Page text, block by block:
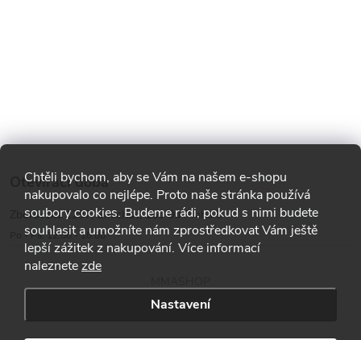
Chtěli bychom, aby se Vám na našem e-shopu
nakupovalo co nejlépe. Proto naše stránka používá
soubory cookies. Budeme rádi, pokud s nimi budete
souhlasit a umožníte nám zprostředkovat Vám ještě
lepší zážitek z nakupování. Více informací
naleznetezde
Nastavení
Otevírací doba
Zborovská 1287, Smíchov, 150 00 Praha 5
Po - Pá: 12:00 - 18:00